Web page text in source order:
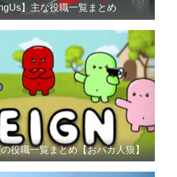
】主な役職一覧まとめ
の役職一覧まとめ【おバカ人狼】